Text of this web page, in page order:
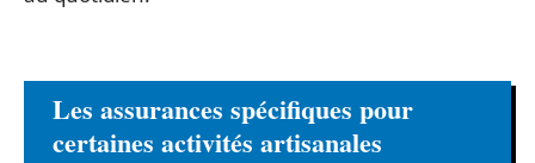
Les assurances spécifiques pour
certaines activités artisanales